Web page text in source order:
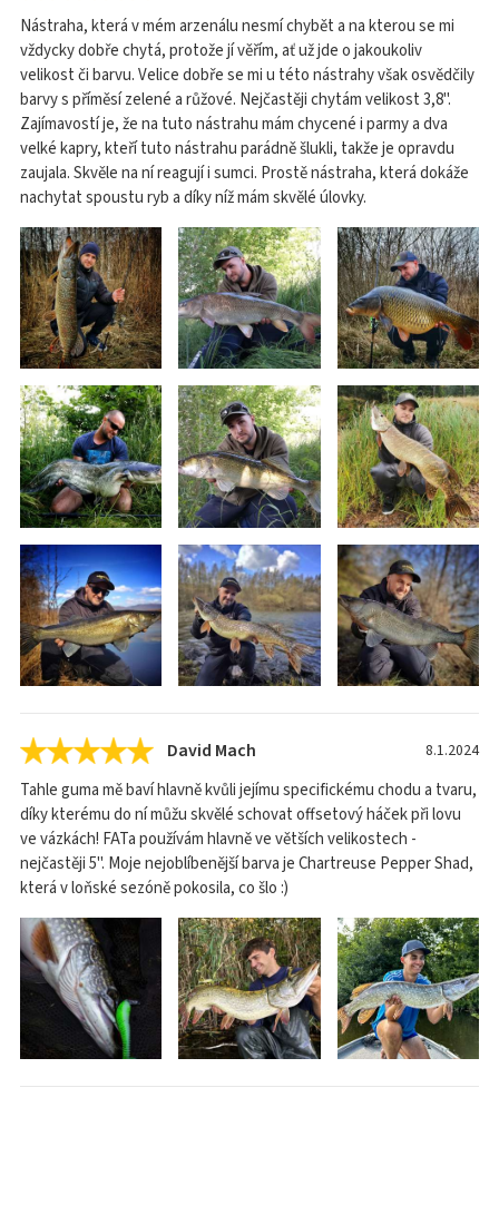
Nástraha, která v mém arzenálu nesmí chybět a na kterou se mi
vždycky dobře chytá, protože jí věřím, ať už jde o jakoukoliv
velikost či barvu. Velice dobře se mi u této nástrahy však osvědčily
barvy s příměsí zelené a růžové. Nejčastěji chytám velikost 3,8".
Zajímavostí je, že na tuto nástrahu mám chycené i parmy a dva
velké kapry, kteří tuto nástrahu parádně šlukli, takže je opravdu
zaujala. Skvěle na ní reagují i sumci. Prostě nástraha, která dokáže
nachytat spoustu ryb a díky níž mám skvělé úlovky.
David Mach 8.1.2024
Tahle guma mě baví hlavně kvůli jejímu specifickému chodu a tvaru,
díky kterému do ní můžu skvělé schovat offsetový háček při lovu
ve vázkách! FATa používám hlavně ve větších velikostech -
nejčastěji 5". Moje nejoblíbenější barva je Chartreuse Pepper Shad,
která v loňské sezóně pokosila, co šlo :)